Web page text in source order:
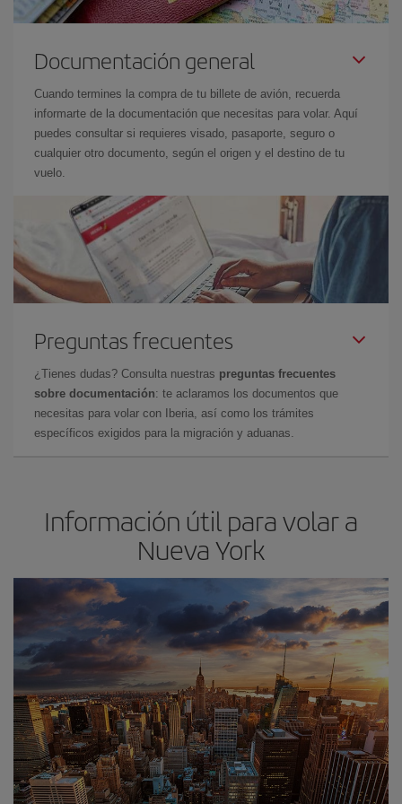
Documentación general
Cuando termines la compra de tu billete de avión, recuerda
informarte de la documentación que necesitas para volar. Aquí
puedes consultar si requieres visado, pasaporte, seguro o
cualquier otro documento, según el origen y el destino de tu
vuelo.
Preguntas frecuentes
¿Tienes dudas? Consulta nuestras preguntas frecuentes
sobre documentación: te aclaramos los documentos que
necesitas para volar con Iberia, así como los trámites
específicos exigidos para la migración y aduanas.
Información útil para volar a
Nueva York